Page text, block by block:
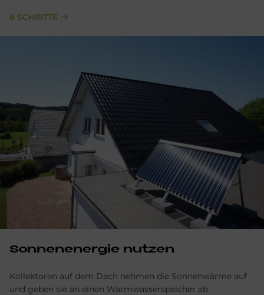
6 SCHRITTE
Son­nen­en­er­gie nut­zen
Kollektoren auf dem Dach nehmen die Sonnenwärme auf
und geben sie an einen Warmwasserspeicher ab.